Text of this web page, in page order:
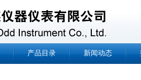
产品目录 新闻动态